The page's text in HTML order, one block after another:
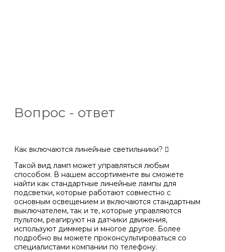
Вопрос - ответ
Как включаются линейные светильники?
Такой вид ламп может управляться любым
способом. В нашем ассортименте вы сможете
найти как стандартные линейные лампы для
подсветки, которые работают совместно с
основным освещением и включаются стандартным
выключателем, так и те, которые управляются
пультом, реагируют на датчики движения,
используют диммеры и многое другое. Более
подробно вы можете проконсультироваться со
специалистами компании по телефону.